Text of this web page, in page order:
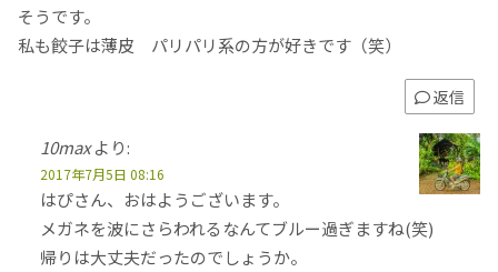
そうです。
私も餃子は薄皮 パリパリ系の方が好きです（笑）
返信
10max より:
2017年7月5日 08:16
はぴさん、おはようございます。
メガネを波にさらわれるなんてブルー過ぎますね(笑)
帰りは大丈夫だったのでしょうか。